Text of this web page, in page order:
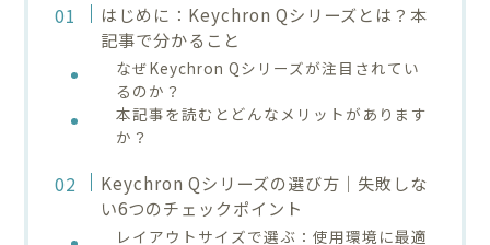
はじめに：Keychron Qシリーズとは？本
記事で分かること
なぜKeychron Qシリーズが注目されてい
るのか？
本記事を読むとどんなメリットがあります
か？
Keychron Qシリーズの選び方｜失敗しな
い6つのチェックポイント
レイアウトサイズで選ぶ：使用環境に最適